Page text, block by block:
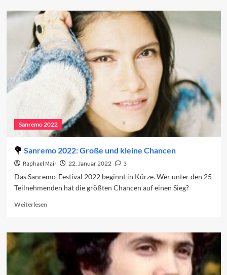
Vorschau
auf
den
zweiten
Abend
Sanremo 2022
Sanremo 2022: Große und kleine Chancen
Raphael Mair 22. Januar 2022
3
Das Sanremo-Festival 2022 beginnt in Kürze. Wer unter den 25
Teilnehmenden hat die größten Chancen auf einen Sieg?
WeiterlesenRead
Sanremo
2022:
Große
kleine